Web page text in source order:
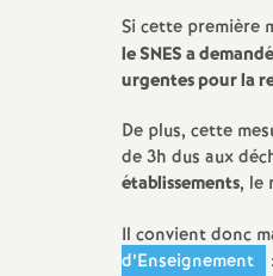
Si cette première
le SNES a
urgentes pour la
De plus, cette
de 3h dus aux
établissements, le
Il convient donc
d’Enseignement
: